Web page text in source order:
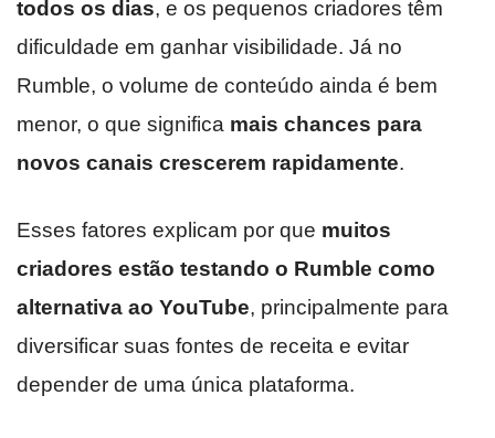
todos os dias, e os pequenos criadores têm
dificuldade em ganhar visibilidade. Já no
Rumble, o volume de conteúdo ainda é bem
menor, o que significa mais chances para
novos canais crescerem rapidamente.
Esses fatores explicam por que muitos
criadores estão testando o Rumble como
alternativa ao YouTube, principalmente para
diversificar suas fontes de receita e evitar
depender de uma única plataforma.